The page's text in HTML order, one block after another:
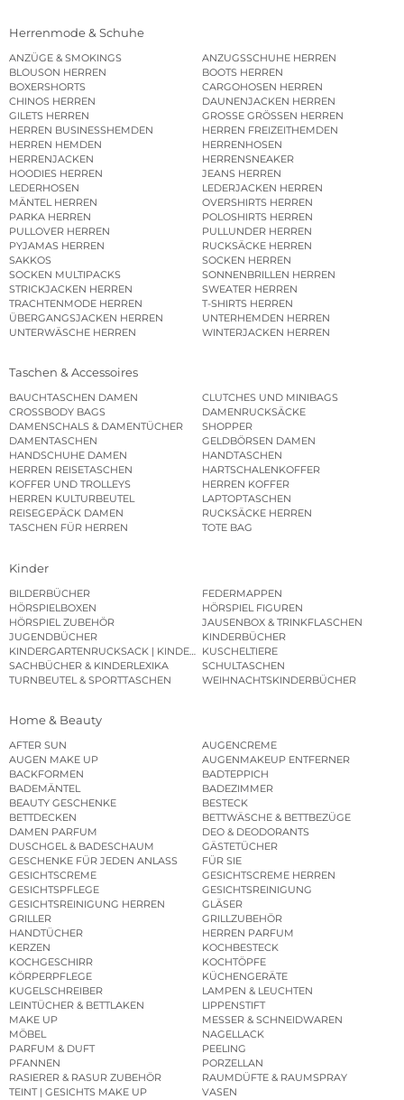
Herrenmode & Schuhe
ANZÜGE & SMOKINGS
ANZUGSSCHUHE HERREN
BLOUSON HERREN
BOOTS HERREN
BOXERSHORTS
CARGOHOSEN HERREN
CHINOS HERREN
DAUNENJACKEN HERREN
GILETS HERREN
GROSSE GRÖSSEN HERREN
HERREN BUSINESSHEMDEN
HERREN FREIZEITHEMDEN
HERREN HEMDEN
HERRENHOSEN
HERRENJACKEN
HERRENSNEAKER
HOODIES HERREN
JEANS HERREN
LEDERHOSEN
LEDERJACKEN HERREN
MÄNTEL HERREN
OVERSHIRTS HERREN
PARKA HERREN
POLOSHIRTS HERREN
PULLOVER HERREN
PULLUNDER HERREN
PYJAMAS HERREN
RUCKSÄCKE HERREN
SAKKOS
SOCKEN HERREN
SOCKEN MULTIPACKS
SONNENBRILLEN HERREN
STRICKJACKEN HERREN
SWEATER HERREN
TRACHTENMODE HERREN
T-SHIRTS HERREN
ÜBERGANGSJACKEN HERREN
UNTERHEMDEN HERREN
UNTERWÄSCHE HERREN
WINTERJACKEN HERREN
Taschen & Accessoires
BAUCHTASCHEN DAMEN
CLUTCHES UND MINIBAGS
CROSSBODY BAGS
DAMENRUCKSÄCKE
DAMENSCHALS & DAMENTÜCHER
SHOPPER
DAMENTASCHEN
GELDBÖRSEN DAMEN
HANDSCHUHE DAMEN
HANDTASCHEN
HERREN REISETASCHEN
HARTSCHALENKOFFER
KOFFER UND TROLLEYS
HERREN KOFFER
HERREN KULTURBEUTEL
LAPTOPTASCHEN
REISEGEPÄCK DAMEN
RUCKSÄCKE HERREN
TASCHEN FÜR HERREN
TOTE BAG
Kinder
BILDERBÜCHER
FEDERMAPPEN
HÖRSPIELBOXEN
HÖRSPIEL FIGUREN
HÖRSPIEL ZUBEHÖR
JAUSENBOX & TRINKFLASCHEN
JUGENDBÜCHER
KINDERBÜCHER
KINDERGARTENRUCKSACK | KINDERGARTENBEUTEL
KUSCHELTIERE
SACHBÜCHER & KINDERLEXIKA
SCHULTASCHEN
TURNBEUTEL & SPORTTASCHEN
WEIHNACHTSKINDERBÜCHER
Home & Beauty
AFTER SUN
AUGENCREME
AUGEN MAKE UP
AUGENMAKEUP ENTFERNER
BACKFORMEN
BADTEPPICH
BADEMÄNTEL
BADEZIMMER
BEAUTY GESCHENKE
BESTECK
BETTDECKEN
BETTWÄSCHE & BETTBEZÜGE
DAMEN PARFUM
DEO & DEODORANTS
DUSCHGEL & BADESCHAUM
GÄSTETÜCHER
GESCHENKE FÜR JEDEN ANLASS
FÜR SIE
GESICHTSCREME
GESICHTSCREME HERREN
GESICHTSPFLEGE
GESICHTSREINIGUNG
GESICHTSREINIGUNG HERREN
GLÄSER
GRILLER
GRILLZUBEHÖR
HANDTÜCHER
HERREN PARFUM
KERZEN
KOCHBESTECK
KOCHGESCHIRR
KOCHTÖPFE
KÖRPERPFLEGE
KÜCHENGERÄTE
KUGELSCHREIBER
LAMPEN & LEUCHTEN
LEINTÜCHER & BETTLAKEN
LIPPENSTIFT
MAKE UP
MESSER & SCHNEIDWAREN
MÖBEL
NAGELLACK
PARFUM & DUFT
PEELING
PFANNEN
PORZELLAN
RASIERER & RASUR ZUBEHÖR
RAUMDÜFTE & RAUMSPRAY
TEINT | GESICHTS MAKE UP
VASEN